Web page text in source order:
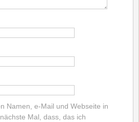
Namen, e-Mail und Webseite in
Mal, dass, das ich